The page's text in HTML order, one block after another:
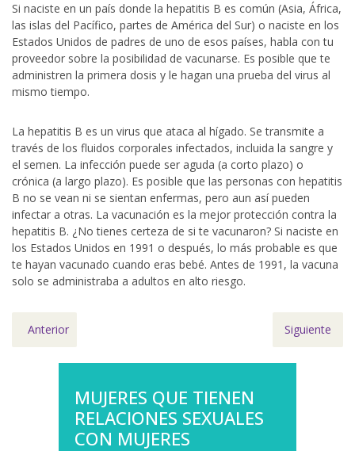
Si naciste en un país donde la hepatitis B es común (Asia, África,
las islas del Pacífico, partes de América del Sur) o naciste en los
Estados Unidos de padres de uno de esos países, habla con tu
proveedor sobre la posibilidad de vacunarse. Es posible que te
administren la primera dosis y le hagan una prueba del virus al
mismo tiempo.
La hepatitis B es un virus que ataca al hígado. Se transmite a
través de los fluidos corporales infectados, incluida la sangre y
el semen. La infección puede ser aguda (a corto plazo) o
crónica (a largo plazo). Es posible que las personas con hepatitis
B no se vean ni se sientan enfermas, pero aun así pueden
infectar a otras. La vacunación es la mejor protección contra la
hepatitis B. ¿No tienes certeza de si te vacunaron? Si naciste en
los Estados Unidos en 1991 o después, lo más probable es que
te hayan vacunado cuando eras bebé. Antes de 1991, la vacuna
solo se administraba a adultos en alto riesgo.
Anterior Siguiente
MUJERES QUE TIENEN
RELACIONES SEXUALES
CON MUJERES